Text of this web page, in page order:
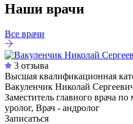
Наши врачи
Все врачи
3 отзыва
Высшая квалификационная
Вакуленчик Николай
Заместитель главного врача
уролог, Врач - андролог
Записаться